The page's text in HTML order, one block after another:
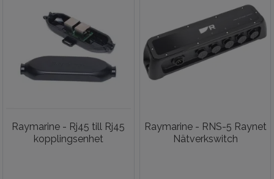
Raymarine - Rj45 till Rj45
kopplingsenhet
Raymarine - RNS-5 Raynet
Nätverkswitch